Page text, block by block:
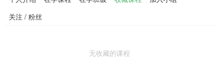
关注 / 粉丝
无收藏的课程